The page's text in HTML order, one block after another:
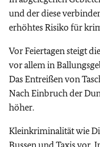
und der diese
erhöhtes Risiko für
Vor Feiertagen steigt
vor allem in
Das Entreißen von
Nach Einbruch der
höher.
Kleinkriminalität wie